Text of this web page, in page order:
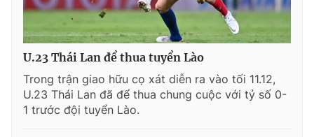
U.23 Thái Lan để thua tuyển Lào
Trong trận giao hữu cọ xát diễn ra vào tối 11.12,
U.23 Thái Lan đã để thua chung cuộc với tỷ số 0-
1 trước đội tuyển Lào.